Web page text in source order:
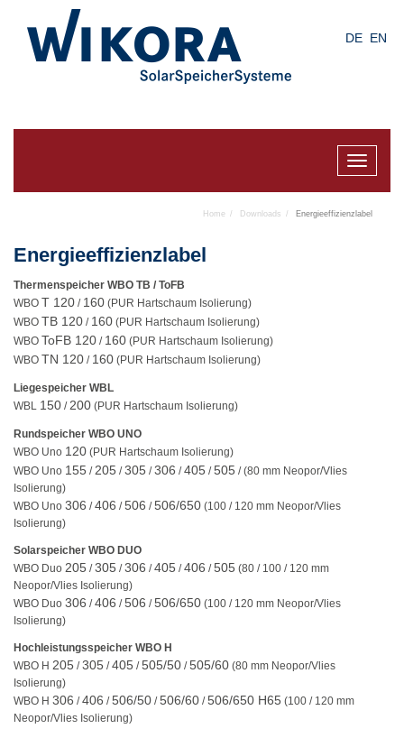
DE EN
Toggle
Home Downloads Energieeffizienzlabel
Energieeffizienzlabel
Thermenspeicher WBO TB / ToFB
WBO T 120 / 160 (PUR Hartschaum Isolierung)
WBO TB 120 / 160 (PUR Hartschaum Isolierung)
WBO ToFB 120 / 160 (PUR Hartschaum Isolierung)
WBO TN 120 / 160 (PUR Hartschaum Isolierung)
Liegespeicher WBL
WBL 150 / 200 (PUR Hartschaum Isolierung)
Rundspeicher WBO UNO
WBO Uno 120 (PUR Hartschaum Isolierung)
WBO Uno 155 / 205 /305 /306 /405 /505 / (80 mm Neopor/Vlies
Isolierung)
WBO Uno 306 /406 /506 /506/650 (100 / 120 mm Neopor/Vlies
Isolierung)
Solarspeicher WBO DUO
WBO Duo 205 /305 /306 /405 /406 /505 (80 / 100 / 120 mm
Neopor/Vlies Isolierung)
WBO Duo 306 /406 /506 /506/650 (100 / 120 mm Neopor/Vlies
Isolierung)
Hochleistungsspeicher WBO H
WBO H 205 /305 /405 /505/50 /505/60 (80 mm Neopor/Vlies
Isolierung)
WBO H 306 /406 /506/50 /506/60 /506/650 H65 (100 / 120 mm
Neopor/Vlies Isolierung)